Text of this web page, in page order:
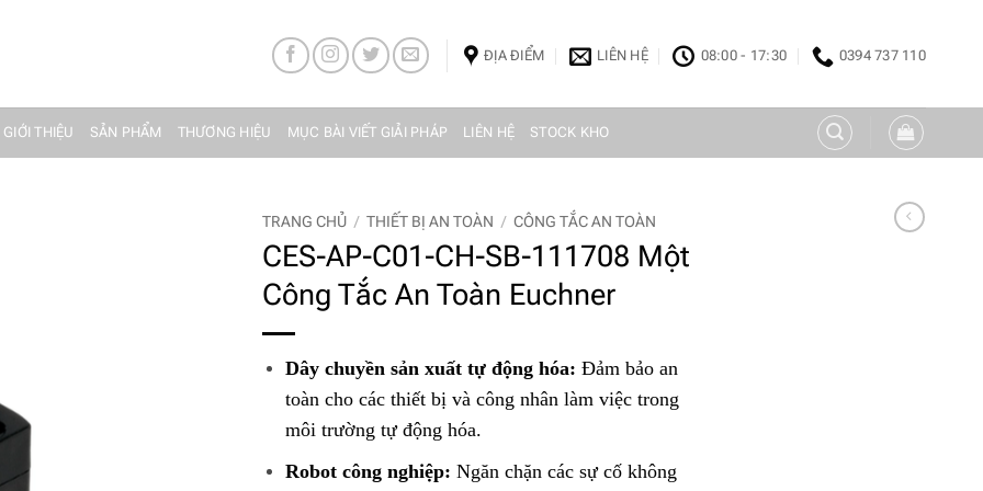
ĐỊA ĐIỂM LIÊN HỆ 08:00 - 17:30 0394 737 110
GIỚI THIỆU SẢN PHẨM THƯƠNG HIỆU MỤC BÀI VIẾT GIẢI PHÁP LIÊN HỆ STOCK KHO
TRANG CHỦ / THIẾT BỊ AN TOÀN / CÔNG TẮC AN TOÀN
CES-AP-C01-CH-SB-111708 Một
Công Tắc An Toàn Euchner
Dây chuyền sản xuất tự động hóa: Đảm bảo an
toàn cho các thiết bị và công nhân làm việc trong
môi trường tự động hóa.
Robot công nghiệp: Ngăn chặn các sự cố không